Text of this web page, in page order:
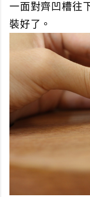
一面對齊凹槽往
裝好了。